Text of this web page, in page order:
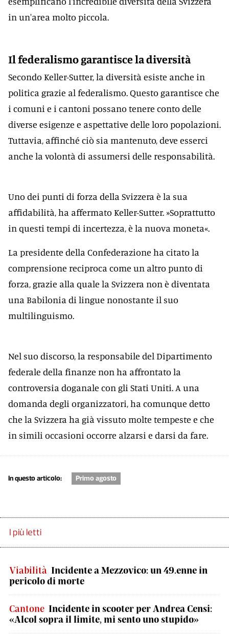
in un'area molto piccola.
Il federalismo garantisce la diversità
Secondo Keller-Sutter, la diversità esiste anche in
politica grazie al federalismo. Questo garantisce che
i comuni e i cantoni possano tenere conto delle
diverse esigenze e aspettative delle loro popolazioni.
Tuttavia, affinché ciò sia mantenuto, deve esserci
anche la volontà di assumersi delle responsabilità.
Uno dei punti di forza della Svizzera è la sua
affidabilità, ha affermato Keller-Sutter. »Soprattutto
in questi tempi di incertezza, è la nuova moneta«.
La presidente della Confederazione ha citato la
comprensione reciproca come un altro punto di
forza, grazie alla quale la Svizzera non è diventata
una Babilonia di lingue nonostante il suo
multilinguismo.
Nel suo discorso, la responsabile del Dipartimento
federale della finanze non ha affrontato la
controversia doganale con gli Stati Uniti. A una
domanda degli organizzatori, ha comunque detto
che la Svizzera ha già vissuto molte tempeste e che
in simili occasioni occorre alzarsi e darsi da fare.
In questo articolo: Primo agosto
I più letti
Viabilità Incidente a Mezzovico: un 49.enne in
pericolo di morte
Cantone Incidente in scooter per Andrea Censi:
«Alcol sopra il limite, mi sento uno stupido»